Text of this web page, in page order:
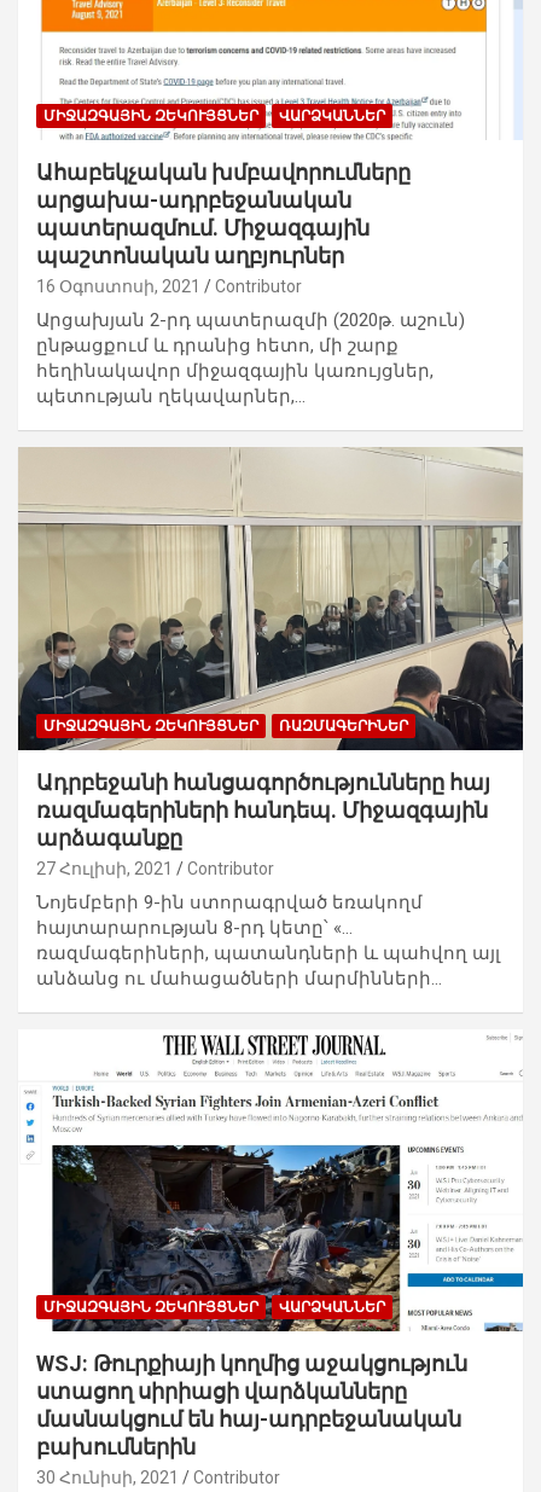
ՄԻՋԱԶԳԱՅԻՆ ԶԵԿՈՒՅՑՆԵՐ ՎԱՐՁԿԱՆՆԵՐ
Ահաբեկչական խմբավորումները
արցախա-ադրբեջանական
պատերազմում. Միջազգային
պաշտոնական աղբյուրներ
16 Օգոստոսի, 2021 Contributor
Արցախյան 2-րդ պատերազմի (2020թ. աշուն)
ընթացքում և դրանից հետո, մի շարք
հեղինակավոր միջազգային կառույցներ,
պետության ղեկավարներ,…
ՄԻՋԱԶԳԱՅԻՆ ԶԵԿՈՒՅՑՆԵՐ ՌԱԶՄԱԳԵՐԻՆԵՐ
Ադրբեջանի հանցագործությունները հայ
ռազմագերիների հանդեպ. Միջազգային
արձագանքը
27 Հուլիսի, 2021 Contributor
Նոյեմբերի 9-ին ստորագրված եռակողմ
հայտարարության 8-րդ կետը՝ «…
ռազմագերիների, պատանդների և պահվող այլ
անձանց ու մահացածների մարմինների…
ՄԻՋԱԶԳԱՅԻՆ ԶԵԿՈՒՅՑՆԵՐ ՎԱՐՁԿԱՆՆԵՐ
WSJ: Թուրքիայի կողմից աջակցություն
ստացող սիրիացի վարձկանները
մասնակցում են հայ-ադրբեջանական
բախումներին
30 Հունիսի, 2021 Contributor